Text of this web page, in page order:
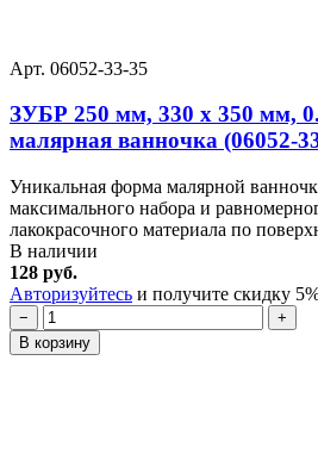
Арт. 06052-33-35
ЗУБР 250 мм, 330 х 350 мм,
малярная ванночка (06052-
Уникальная форма малярной
максимального набора и
лакокрасочного материала по
В наличии
128 руб.
Авторизуйтесь и получите скидку
−
+
В корзину